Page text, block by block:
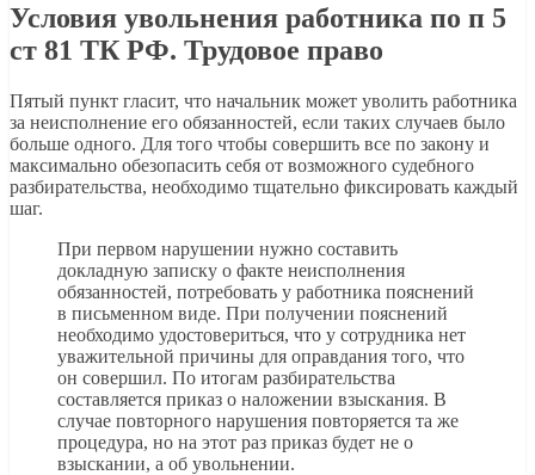
Условия увольнения работника по п 5
ст 81 ТК РФ. Трудовое право
Пятый пункт гласит, что начальник может уволить работника
за неисполнение его обязанностей, если таких случаев было
больше одного. Для того чтобы совершить все по закону и
максимально обезопасить себя от возможного судебного
разбирательства, необходимо тщательно фиксировать каждый
шаг.
При первом нарушении нужно составить
докладную записку о факте неисполнения
обязанностей, потребовать у работника пояснений
в письменном виде. При получении пояснений
необходимо удостовериться, что у сотрудника нет
уважительной причины для оправдания того, что
он совершил. По итогам разбирательства
составляется приказ о наложении взыскания. В
случае повторного нарушения повторяется та же
процедура, но на этот раз приказ будет не о
взыскании, а об увольнении.